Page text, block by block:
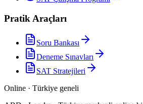
Pratik Araçları
Soru Bankası
Deneme Sınavları
SAT Stratejileri
Online · Türkiye geneli